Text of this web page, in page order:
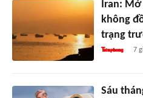
Iran: Mở
không
trạng
7
Sáu